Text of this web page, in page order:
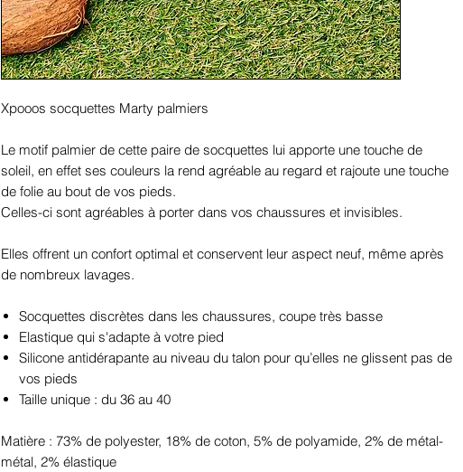
Xpooos socquettes Marty palmiers
Le motif palmier de cette paire de socquettes lui apporte une touche de
soleil, en effet ses couleurs la rend agréable au regard et rajoute une touche
de folie au bout de vos pieds.
Celles-ci sont agréables à porter dans vos chaussures et invisibles.
Elles offrent un confort optimal et conservent leur aspect neuf, même après
de nombreux lavages.
Socquettes discrètes dans les chaussures, coupe très basse
Elastique qui s'adapte à votre pied
Silicone antidérapante au niveau du talon pour qu’elles ne glissent pas de
vos pieds
Taille unique : du 36 au 40
Matière : 73% de polyester, 18% de coton, 5% de polyamide, 2% de métal-
métal, 2% élastique